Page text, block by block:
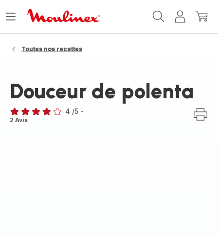
MonMon
Ouvrir
Toutes nos recettes
Douceur de polenta
Avis
4 /5 -
2 Avis